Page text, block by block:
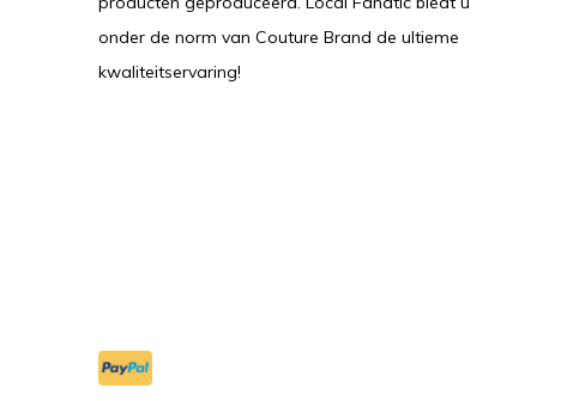
onder de norm van Couture Brand de ultieme
kwaliteitservaring!